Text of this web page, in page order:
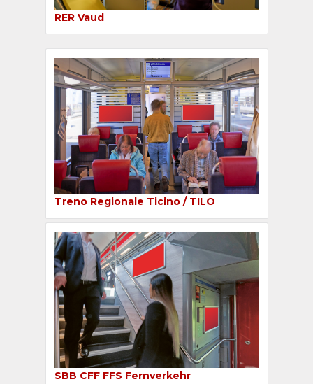
RER Vaud
Treno Regionale Ticino / TILO
SBB CFF FFS Fernverkehr